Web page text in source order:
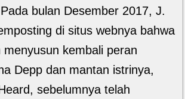
bulan Desember 2017, J.
di situs webnya bahwa
kembali peran
Depp dan mantan istrinya,
sebelumnya telah